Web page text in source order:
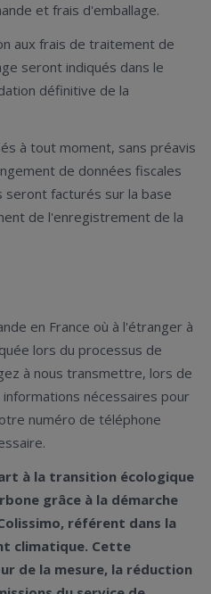
et frais d'emballage.
aux frais de traitement de
seront indiqués dans le
définitive de la
à tout moment, sans préavis
de données fiscales
seront facturés sur la base
de l'enregistrement de la
en France où à l'étranger à
lors du processus de
à nous transmettre, lors de
nécessaires pour
numéro de téléphone
à la transition écologique
grâce à la démarche
référent dans la
climatique. Cette
de la mesure, la réduction